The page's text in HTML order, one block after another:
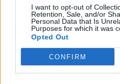
I want to opt-out of
Retention, Sale, and/or
Personal Data that Is
Purposes for which it was
Opted Out
CONFIRM
Denis Agnelli Bento –
Communications –
Tomás Moreno Cebrián
Growth and Institutional